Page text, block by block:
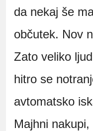
da nekaj še
občutek. Nov
Zato veliko
hitro se
avtomatsko
Majhni